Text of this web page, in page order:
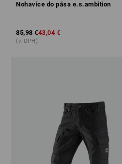
Nohavice do pása e.s.ambition
85,98 €43,04 €
(v. DPH)